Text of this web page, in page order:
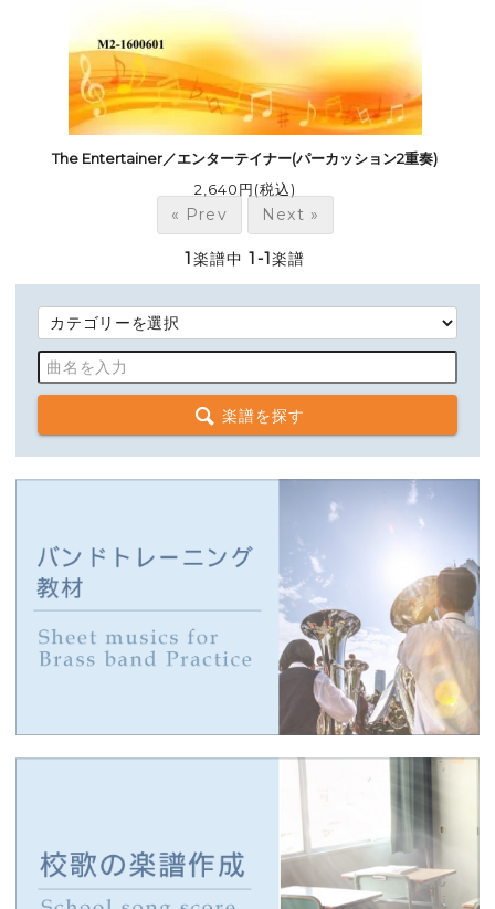
The Entertainer／エンターテイナー(パーカッション2重奏)
2,640円(税込)
« Prev Next »
1 楽譜中 1-1 楽譜
楽譜を探す